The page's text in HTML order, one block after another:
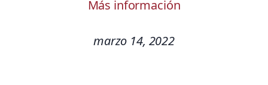
Más información
marzo 14, 2022